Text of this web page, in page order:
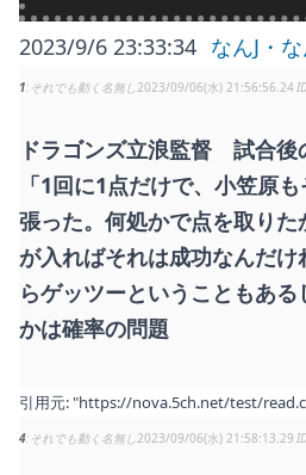
2023/9/6 23:33:34 なんJ・
1 それでも動く名無し 2023/09/06(水) 21:56:56.24
ドラゴンズ立浪監督 試合
「1回に1点だけで、小笠原
張った。何処かで点を取り
が入ればそれは成功なんだ
らゲッツーということもあ
かは確率の問題
引用元: "https://nova.5ch.net/test/
4 それでも動く名無し 2023/09/06(水) 21:58:13.29